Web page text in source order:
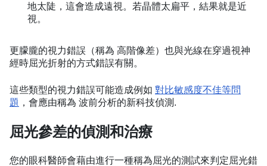
地太陡，這會造成遠視。若晶體太扁平，結果就是近
視。
更朦朧的視力錯誤（稱為 高階像差）也與光線在穿過視神
經時屈光折射的方式錯誤有關。
這些類型的視力錯誤可能造成例如 對比敏感度不佳等問
題 ，會應由稱為 波前分析的新科技偵測.
屈光參差的偵測和治療
您的眼科醫師會藉由進行一種稱為屈光的測試來判定屈光錯